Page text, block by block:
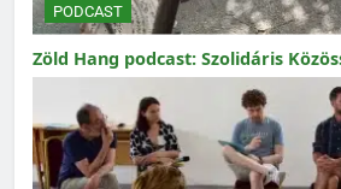
PODCAST
Zöld Hang podcast: Szolidáris